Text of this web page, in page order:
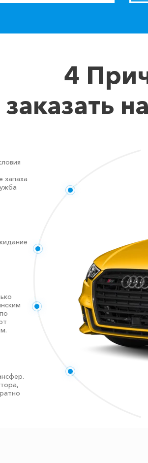
4
заказать
запаха